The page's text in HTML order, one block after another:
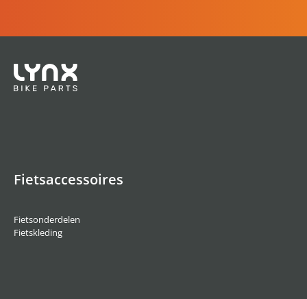
Fietsaccessoires
Fietsonderdelen
Fietskleding